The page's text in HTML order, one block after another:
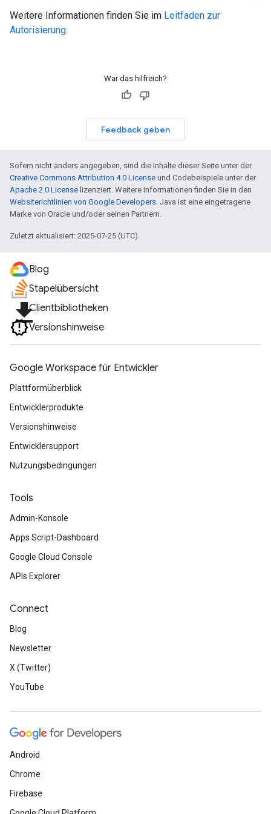
Weitere Informationen finden Sie im Leitfaden zur
Autorisierung.
War das hilfreich?
Feedback geben
Sofern nicht anders angegeben, sind die Inhalte dieser Seite unter der
Creative Commons Attribution 4.0 License und Codebeispiele unter der
Apache 2.0 License lizenziert. Weitere Informationen finden Sie in den
Websiterichtlinien von Google Developers. Java ist eine eingetragene
Marke von Oracle und/oder seinen Partnern.
Zuletzt aktualisiert: 2025-07-25 (UTC).
Blog
Stapelübersicht
file_downloadClientbibliotheken
Versionshinweise
Google Workspace für Entwickler
Plattformüberblick
Entwicklerprodukte
Versionshinweise
Entwicklersupport
Nutzungsbedingungen
Tools
Admin-Konsole
Apps Script-Dashboard
Google Cloud Console
APIs Explorer
Connect
Blog
Newsletter
X (Twitter)
YouTube
Android
Chrome
Firebase